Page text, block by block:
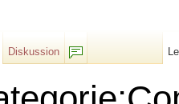
Diskussion